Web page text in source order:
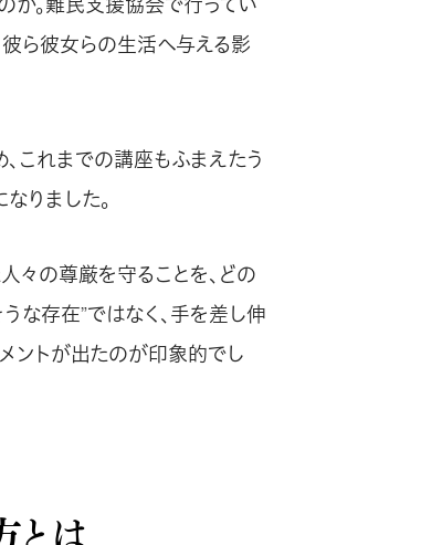
ら彼女らの生活へ与える影
これまでの講座もふまえたう
りました。
々の尊厳を守ることを、どの
な存在”ではなく、手を差し伸
ントが出たのが印象的でし